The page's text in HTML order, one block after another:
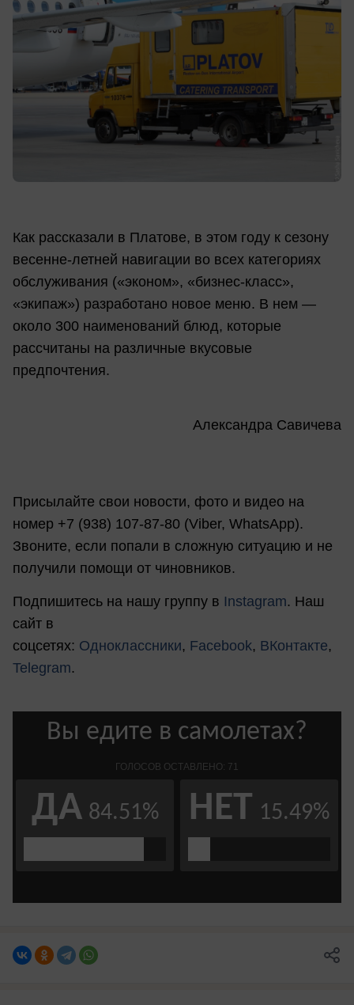
Как рассказали в Платове, в этом году к сезону
весенне-летней навигации во всех категориях
обслуживания («эконом», «бизнес-класс»,
«экипаж») разработано новое меню. В нем —
около 300 наименований блюд, которые
рассчитаны на различные вкусовые
предпочтения.
Александра Савичева
Присылайте свои новости, фото и видео на
номер +7 (938) 107-87-80 (Viber, WhatsApp).
Звоните, если попали в сложную ситуацию и не
получили помощи от чиновников.
Подпишитесь на нашу группу в Instagram. Наш
сайт в
соцсетях: Одноклассники, Facebook, ВКонтакте,
Telegram.